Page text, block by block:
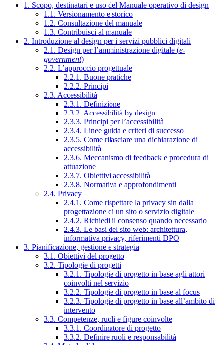
1. Scopo, destinatari e uso del Manuale operativo di design
1.1. Versionamento e storico
1.2. Consultazione del manuale
1.3. Contribuisci al manuale
2. Introduzione al design per i servizi pubblici digitali
2.1. Design per l’amministrazione digitale (e-
government)
2.2. L’approccio progettuale
2.2.1. Buone pratiche
2.2.2. Principi
2.3. Accessibilità
2.3.1. Definizione
2.3.2. Accessibilità by design
2.3.3. Principi per l’accessibilità
2.3.4. Linee guida e criteri di successo
2.3.5. Come rilasciare una dichiarazione di
accessibilità
2.3.6. Meccanismo di feedback e procedura di
attuazione
2.3.7. Obiettivi accessibilità
2.3.8. Normativa e approfondimenti
2.4. Privacy
2.4.1. Come rispettare la privacy sin dalla
progettazione di un sito o servizio digitale
2.4.2. Richiedi il consenso quando necessario
2.4.3. Le basi del sito web: architettura,
informativa privacy, riferimenti DPO
3. Pianificazione, gestione e strategia
3.1. Obiettivi del progetto
3.2. Tipologie di progetti
3.2.1. Tipologie di progetto in base agli attori
coinvolti nel servizio
3.2.2. Tipologie di progetto in base al focus
3.2.3. Tipologie di progetto in base all’ambito di
intervento
3.3. Competenze, ruoli e figure coinvolte
3.3.1. Coordinatore di progetto
3.3.2. Definire ruoli e responsabilità